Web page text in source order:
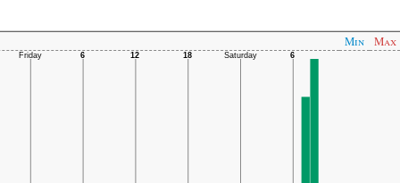
Min Max